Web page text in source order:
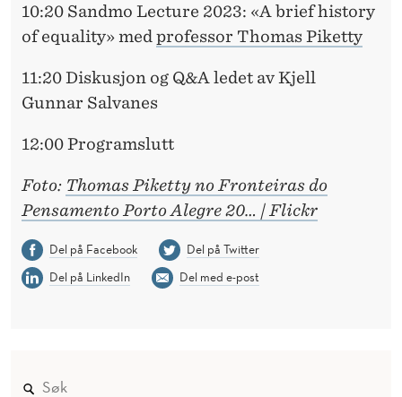
10:20 Sandmo Lecture 2023: «A brief history
of equality» med professor Thomas Piketty
11:20 Diskusjon og Q&A ledet av Kjell
Gunnar Salvanes
12:00 Programslutt
Foto: Thomas Piketty no Fronteiras do
Pensamento Porto Alegre 20… | Flickr
Del på Facebook
Del på Twitter
Del på LinkedIn
Del med e-post